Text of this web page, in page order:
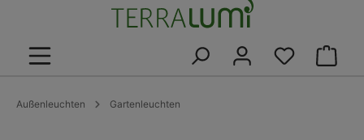
Außenleuchten Gartenleuchten